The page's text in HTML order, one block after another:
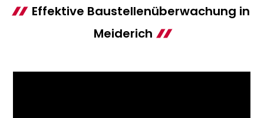
Effektive Baustellenüberwachung in
Meiderich